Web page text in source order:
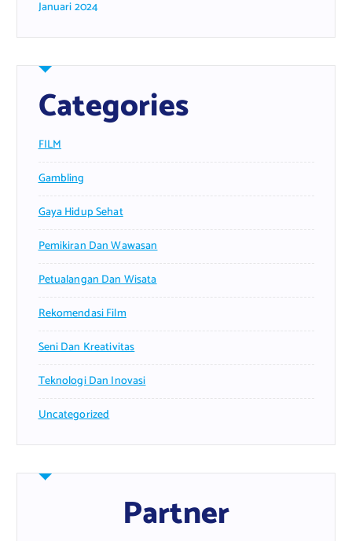
Januari 2024
Categories
FILM
Gambling
Gaya Hidup Sehat
Pemikiran Dan Wawasan
Petualangan Dan Wisata
Rekomendasi Film
Seni Dan Kreativitas
Teknologi Dan Inovasi
Uncategorized
Partner